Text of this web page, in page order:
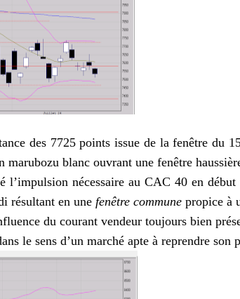
des 7725 points issue de la fenêtre du
marubozu blanc ouvrant une fenêtre
nécessaire au CAC 40 en
résultant en une fenêtre commune propice à
du courant vendeur toujours bien
le sens d’un marché apte à reprendre